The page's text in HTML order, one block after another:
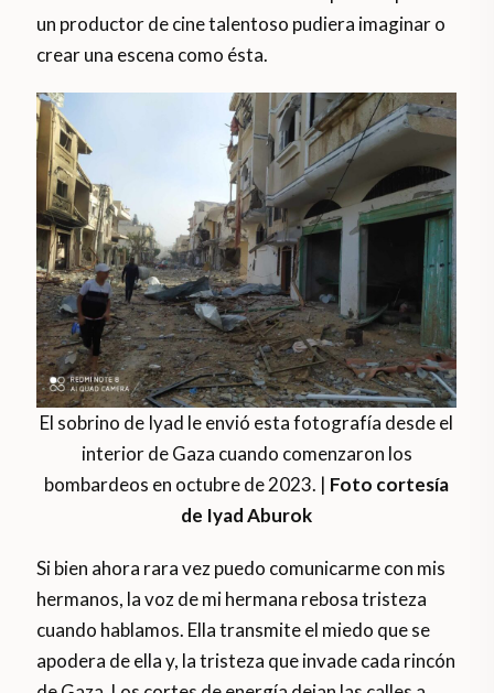
un productor de cine talentoso pudiera imaginar o
crear una escena como ésta.
El sobrino de Iyad le envió esta fotografía desde el
interior de Gaza cuando comenzaron los
bombardeos en octubre de 2023. | Foto cortesía
de Iyad Aburok
Si bien ahora rara vez puedo comunicarme con mis
hermanos, la voz de mi hermana rebosa tristeza
cuando hablamos. Ella transmite el miedo que se
apodera de ella y, la tristeza que invade cada rincón